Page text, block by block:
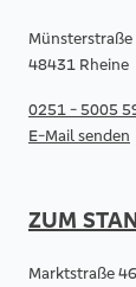
Münsterstraße
48431 Rheine
0251 - 5005
E-Mail senden
ZUM
Marktstraße 46